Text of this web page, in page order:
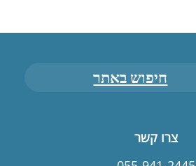
צרו קשר
חיפוש באתר